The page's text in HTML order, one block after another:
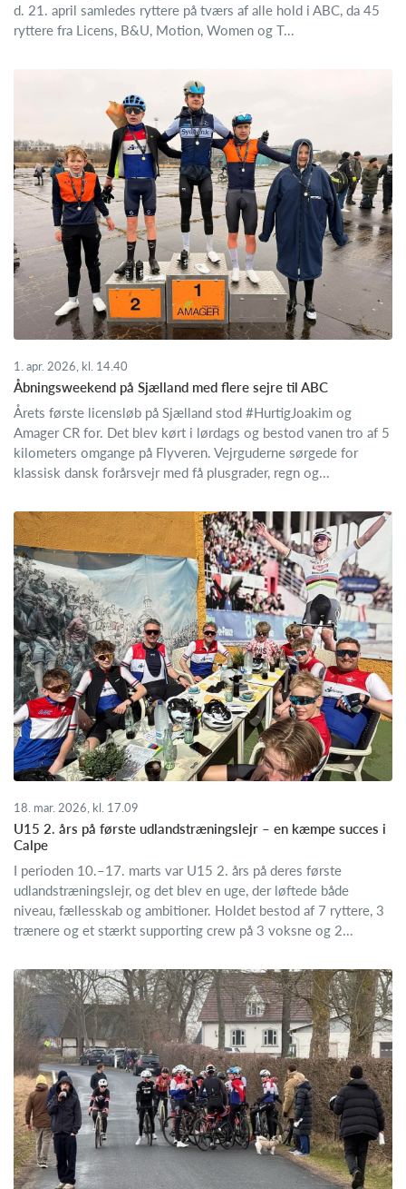
d. 21. april samledes ryttere på tværs af alle hold i ABC, da 45
ryttere fra Licens, B&U, Motion, Women og T...
1. apr. 2026, kl. 14.40
Åbningsweekend på Sjælland med flere sejre til ABC
Årets første licensløb på Sjælland stod #HurtigJoakim og
Amager CR for. Det blev kørt i lørdags og bestod vanen tro af 5
kilometers omgange på Flyveren. Vejrguderne sørgede for
klassisk dansk forårsvejr med få plusgrader, regn og...
18. mar. 2026, kl. 17.09
U15 2. års på første udlandstræningslejr – en kæmpe succes i
Calpe
I perioden 10.–17. marts var U15 2. års på deres første
udlandstræningslejr, og det blev en uge, der løftede både
niveau, fællesskab og ambitioner. Holdet bestod af 7 ryttere, 3
trænere og et stærkt supporting crew på 3 voksne og 2...